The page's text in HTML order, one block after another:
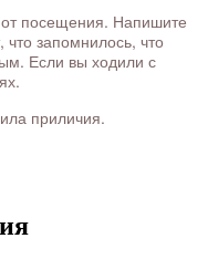
посещения. Напишите
запомнилось, что
Если вы ходили с
приличия.